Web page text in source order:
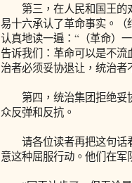
第三，在人民和国王的
易十六承认了革命事实。
认真地读一遍：“（革命）
告诉我们：革命可以是不
治者必须妥协退让，统治者
第四，统治集团拒绝妥
众反弹和反抗。
请各位读者再把这句话
意这种屈服行动。他们在军